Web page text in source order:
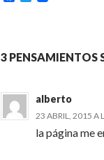
o
o
e
r
3 PENSAMIENTOS
alberto
23 ABRIL, 2015 A
la página me